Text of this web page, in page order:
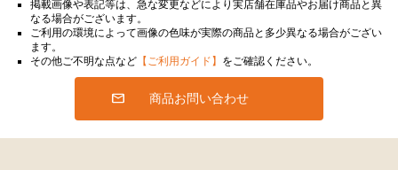
掲載画像や表記等は、急な変更などにより実店舗在庫品やお届け商品と異
なる場合がございます。
ご利用の環境によって画像の色味が実際の商品と多少異なる場合がござい
ます。
その他ご不明な点など 【ご利用ガイド】 をご確認ください。
商品お問い合わせ